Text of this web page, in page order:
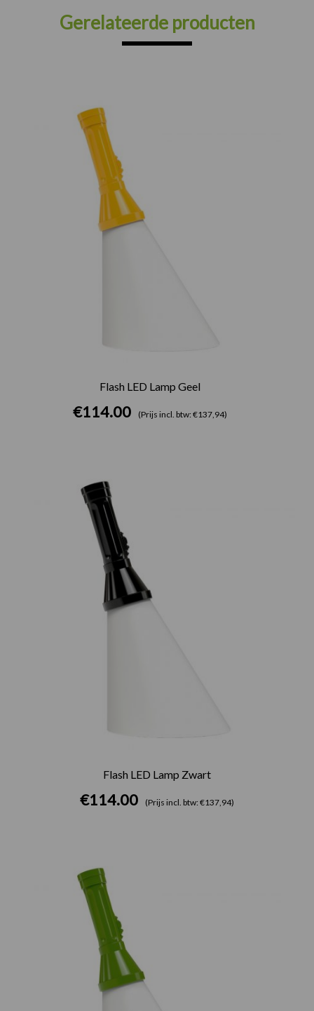
Gerelateerde producten
Flash LED Lamp Geel
€114.00 (Prijs incl. btw: €137,94)
Flash LED Lamp Zwart
€114.00 (Prijs incl. btw: €137,94)